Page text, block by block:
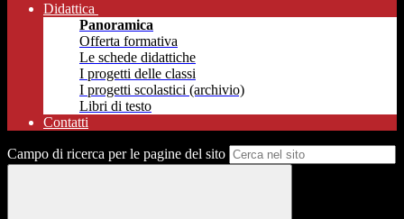
Didattica
Panoramica
Offerta formativa
Le schede didattiche
I progetti delle classi
I progetti scolastici (archivio)
Libri di testo
Contatti
Campo di ricerca per le pagine del sito